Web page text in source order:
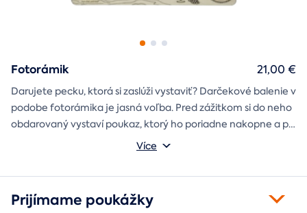
Fotorámik
Darujete pecku, ktorá si zaslúži vystaviť? Darčekové balenie v
podobe fotorámika je jasná voľba. Pred zážitkom si do neho
obdarovaný vystaví poukaz, ktorý ho poriadne nakopne a po
absolvovaní tam poputuje fotka zo zážitku, ktorá pri každom
Môžete vybrať z motívov balónový, tunelový a univerzálny
Více
21,00 €
Prijímame poukážky